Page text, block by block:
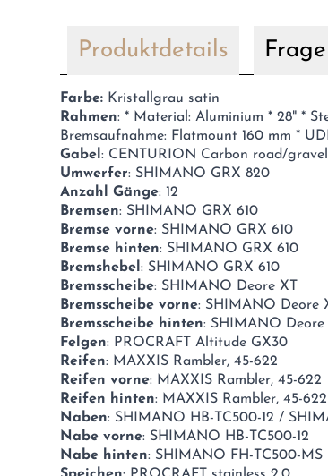
Produktdetails
Farbe: Kristallgrau satin
Rahmen: * Material: Aluminium * 28" *
Bremsaufnahme: Flatmount 160 mm *
Gabel: CENTURION Carbon road/gravel
Umwerfer: SHIMANO GRX 820
Anzahl Gänge: 12
Bremsen: SHIMANO GRX 610
Bremse vorne: SHIMANO GRX 610
Bremse hinten: SHIMANO GRX 610
Bremshebel: SHIMANO GRX 610
Bremsscheibe: SHIMANO Deore XT
Bremsscheibe vorne: SHIMANO Deore
Bremsscheibe hinten: SHIMANO Deore
Felgen: PROCRAFT Altitude GX30
Reifen: MAXXIS Rambler, 45-622
Reifen vorne: MAXXIS Rambler, 45-622
Reifen hinten: MAXXIS Rambler, 45-622
Naben: SHIMANO HB-TC500-12 /
Nabe vorne: SHIMANO HB-TC500-12
Nabe hinten: SHIMANO FH-TC500-MS